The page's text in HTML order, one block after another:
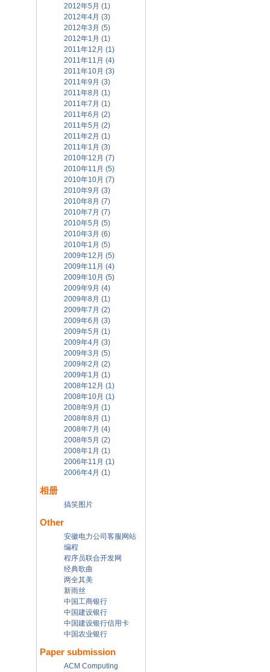
2012年5月 (1)
2012年4月 (3)
2012年3月 (5)
2012年1月 (1)
2011年12月 (1)
2011年11月 (4)
2011年10月 (3)
2011年9月 (3)
2011年8月 (1)
2011年7月 (1)
2011年6月 (2)
2011年5月 (2)
2011年2月 (1)
2011年1月 (3)
2010年12月 (7)
2010年11月 (5)
2010年10月 (7)
2010年9月 (3)
2010年8月 (7)
2010年7月 (7)
2010年5月 (5)
2010年3月 (6)
2010年1月 (5)
2009年12月 (5)
2009年11月 (4)
2009年10月 (5)
2009年9月 (4)
2009年8月 (1)
2009年7月 (2)
2009年6月 (3)
2009年5月 (1)
2009年4月 (3)
2009年3月 (5)
2009年2月 (2)
2009年1月 (1)
2008年12月 (1)
2008年10月 (1)
2008年9月 (1)
2008年8月 (1)
2008年7月 (4)
2008年5月 (2)
2008年1月 (1)
2006年11月 (1)
2006年4月 (1)
相册
搞笑图片
Other
安徽电力公司客服网站
编程
程序员联合开发网
经典歌曲
两全其美
新雨丝
中国工商银行
中国建设银行
中国建设银行信用卡
中国农业银行
Paper submission
ACM Computing